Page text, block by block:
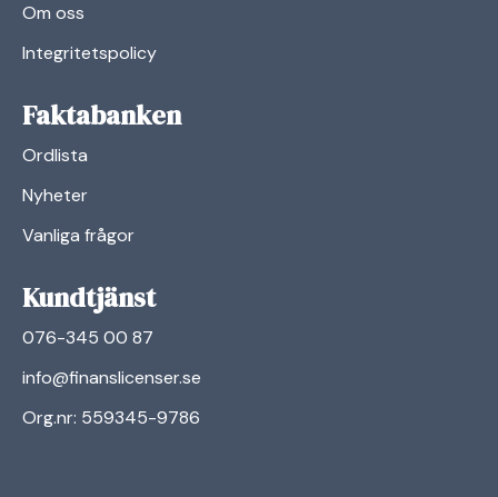
Om oss
Integritetspolicy
Faktabanken
Ordlista
Nyheter
Vanliga frågor
Kundtjänst
076-345 00 87
info@finanslicenser.se
Org.nr: 559345-9786